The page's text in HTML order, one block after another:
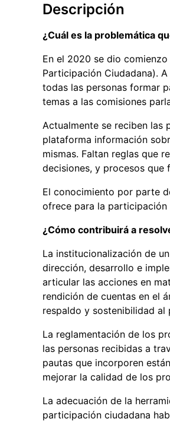
Descripción
¿Cuál es la problemática
En el 2020 se dio
Participación Ciudadana).
todas las personas formar
temas a las comisiones
Actualmente se reciben las
plataforma información
mismas. Faltan reglas que
decisiones, y procesos
El conocimiento por parte
ofrece para la participación
¿Cómo contribuirá a
La institucionalización de
dirección, desarrollo e
articular las acciones en
rendición de cuentas en el
respaldo y sostenibilidad al
La reglamentación de los
las personas recibidas a
pautas que incorporen
mejorar la calidad de los
La adecuación de la
participación ciudadana